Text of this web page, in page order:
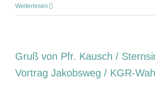
Weiterlesen
Gruß von Pfr. Kausch /
Vortrag Jakobsweg / KGR-